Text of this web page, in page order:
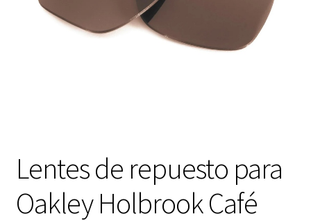
Lentes de repuesto para
Oakley Holbrook Café